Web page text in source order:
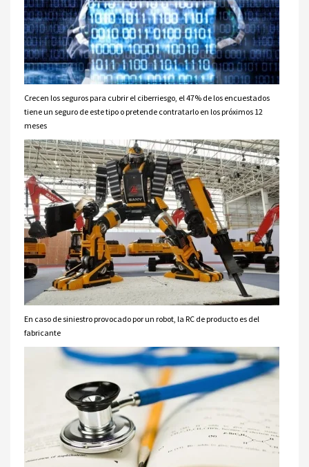
Crecen los seguros para cubrir el ciberriesgo, el 47% de los encuestados
tiene un seguro de este tipo o pretende contratarlo en los próximos 12
meses
En caso de siniestro provocado por un robot, la RC de producto es del
fabricante